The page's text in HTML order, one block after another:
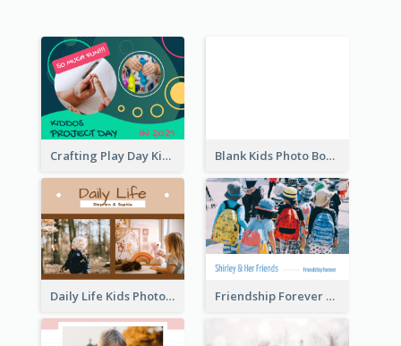
Crafting Play Day Kids Photo Book Blank Kids Photo Book
Daily Life Kids Photo Book Friendship Forever Photo Book